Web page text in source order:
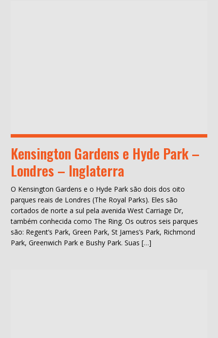
Kensington Gardens e Hyde Park –
Londres – Inglaterra
O Kensington Gardens e o Hyde Park são dois dos oito
parques reais de Londres (The Royal Parks). Eles são
cortados de norte a sul pela avenida West Carriage Dr,
também conhecida como The Ring. Os outros seis parques
são: Regent’s Park, Green Park, St James’s Park, Richmond
Park, Greenwich Park e Bushy Park. Suas […]